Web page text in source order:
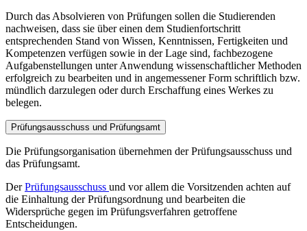
Durch das Absolvieren von Prüfungen sollen die Studierenden
nachweisen, dass sie über einen dem Studienfortschritt
entsprechenden Stand von Wissen, Kenntnissen, Fertigkeiten und
Kompetenzen verfügen sowie in der Lage sind, fachbezogene
Aufgabenstellungen unter Anwendung wissenschaftlicher Methoden
erfolgreich zu bearbeiten und in angemessener Form schriftlich bzw.
mündlich darzulegen oder durch Erschaffung eines Werkes zu
belegen.
Prüfungsausschuss und Prüfungsamt
Die Prüfungsorganisation übernehmen der Prüfungsausschuss und
das Prüfungsamt.
DerPrüfungsausschuss und vor allem die Vorsitzenden achten auf
die Einhaltung der Prüfungsordnung und bearbeiten die
Widersprüche gegen im Prüfungsverfahren getroffene
Entscheidungen.